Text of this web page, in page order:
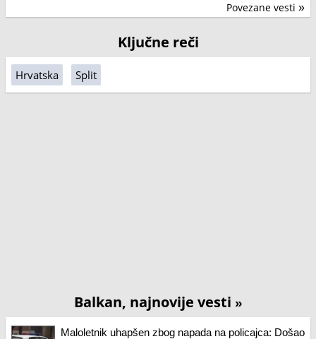
Povezane vesti »
Ključne reči
Hrvatska Split
Balkan, najnovije vesti »
Maloletnik uhapšen zbog napada na policajca: Došao